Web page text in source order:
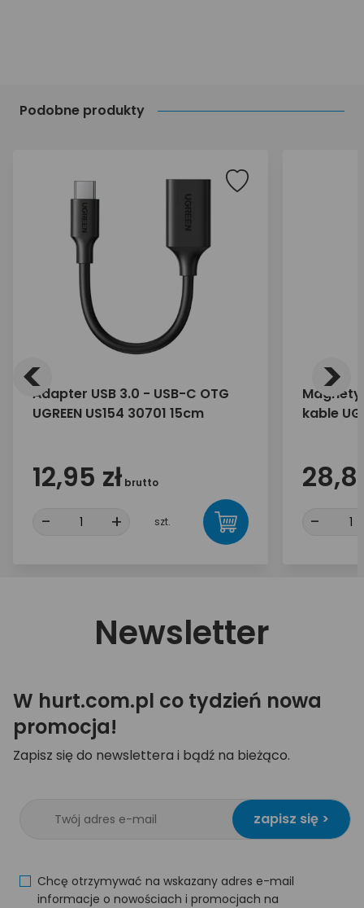
Podobne produkty
Adapter USB 3.0 - USB-C OTG
UGREEN US154 30701 15cm
12,95 zł brutto
- + szt.
kable
-
< >
Newsletter
W hurt.com.pl co tydzień nowa
promocja!
Zapisz się do newslettera i bądź na bieżąco.
zapisz się >
Chcę otrzymywać na wskazany adres e-mail
informacje o nowościach i promocjach na